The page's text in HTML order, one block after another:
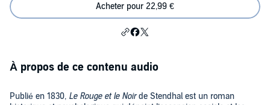
Acheter pour 22,99 €
À propos de ce contenu audio
Publié en 1830, Le Rouge et le Noirde Stendhal est un roman